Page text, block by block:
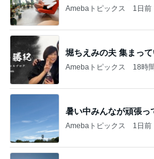
Amebaトピックス 1日前
堀ちえみの夫 集まっ
Amebaトピックス 18時
暑い中みんなが頑張っ
Amebaトピックス 1日前